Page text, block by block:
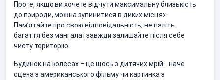
Проте, якщо ви хочете відчути максимальну близькість
до природи, можна зупинитися в диких місцях.
Памʼятайте про свою відповідальність, не паліть
багаття без мангала і завжди залишайте після себе
чисту територію.
Будинок на колесах – це щось з дитячих мрій… наче
сцена з американського фільму чи картинка з